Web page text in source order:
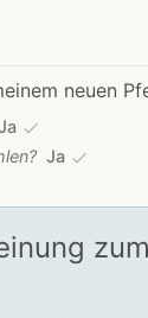
neuen
check
Ja check